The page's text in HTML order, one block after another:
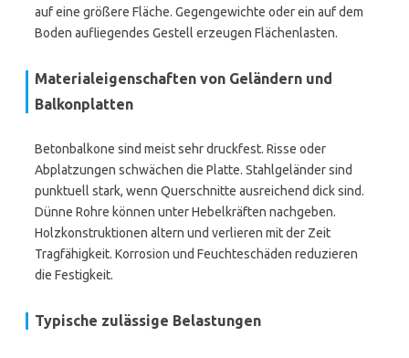
auf eine größere Fläche. Gegengewichte oder ein auf dem
Boden aufliegendes Gestell erzeugen Flächenlasten.
Materialeigenschaften von Geländern und
Balkonplatten
Betonbalkone sind meist sehr druckfest. Risse oder
Abplatzungen schwächen die Platte. Stahlgeländer sind
punktuell stark, wenn Querschnitte ausreichend dick sind.
Dünne Rohre können unter Hebelkräften nachgeben.
Holzkonstruktionen altern und verlieren mit der Zeit
Tragfähigkeit. Korrosion und Feuchteschäden reduzieren
die Festigkeit.
Typische zulässige Belastungen